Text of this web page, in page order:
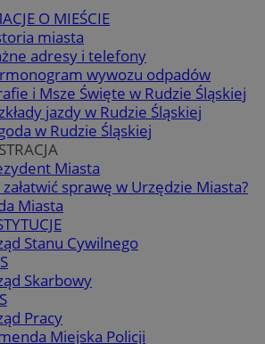
O MIEŚCIE
miasta
adresy i telefony
wywozu odpadów
i Msze Święte w Rudzie Śląskiej
jazdy w Rudzie Śląskiej
w Rudzie Śląskiej
Miasta
załatwić sprawę w Urzędzie Miasta?
Miasta
Stanu Cywilnego
Skarbowy
Pracy
Miejska Policji